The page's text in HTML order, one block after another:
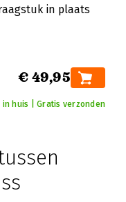
in plaats
€ 49,95
huis | Gratis verzonden